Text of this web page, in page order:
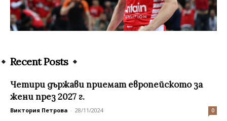
Recent Posts
Четири държави приемат европейското за
жени през 2027 г.
Виктория Петрова - 28/11/2024 0